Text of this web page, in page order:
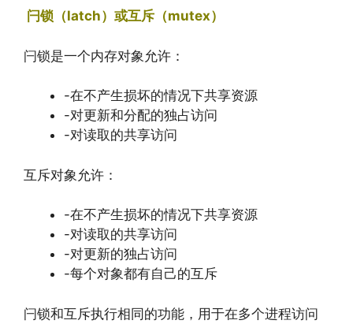
闩锁（latch）或互斥（mutex）
闩锁是一个内存对象允许：
-在不产生损坏的情况下共享资源
-对更新和分配的独占访问
-对读取的共享访问
互斥对象允许：
-在不产生损坏的情况下共享资源
-对读取的共享访问
-对更新的独占访问
-每个对象都有自己的互斥
闩锁和互斥执行相同的功能，用于在多个进程访问